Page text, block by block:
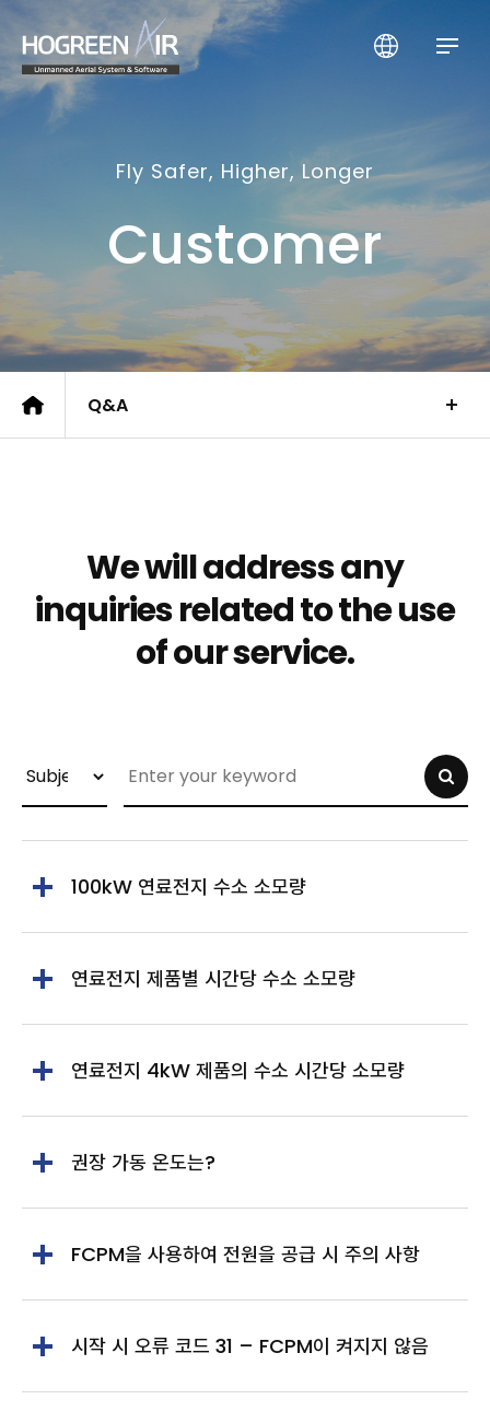
HogreenAir Co., Ltd.
Fly Safer, Higher, Longer
Customer
Q&A
We will address any
inquiries related tothe use
of our service.
100kW 연료전지 수소 소모량
연료전지 제품별 시간당 수소 소모량
연료전지 4kW 제품의 수소 시간당 소모량
권장 가동 온도는?
FCPM을 사용하여 전원을 공급 시 주의 사항
시작 시 오류 코드 31 – FCPM이 켜지지 않음